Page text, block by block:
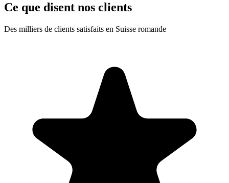
Ce que disent nos clients
Des milliers de clients satisfaits en Suisse romande